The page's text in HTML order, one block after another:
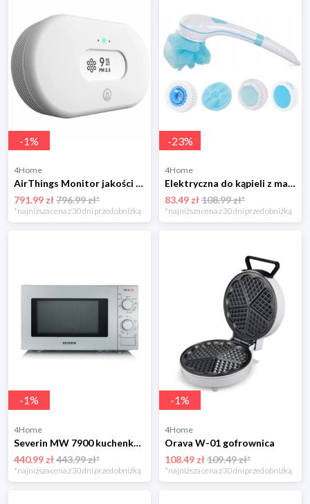
-1%
4Home
AirThings Monitor jakości powietrza View Pollution
791.99 zł796.99 zł*
*najniższa cena z 30 dni przed obniżką
-23%
4Home
Elektryczna do kąpieli z masażem 5w1 4-Home
83.49 zł108.99 zł*
*najniższa cena z 30 dni przed obniżką
-1%
4Home
Severin MW 7900 kuchenka mikrofalowa z grillem, srebrny
440.99 zł443.99 zł*
*najniższa cena z 30 dni przed obniżką
-1%
4Home
Orava W-01 gofrownica
108.49 zł109.49 zł*
*najniższa cena z 30 dni przed obniżką